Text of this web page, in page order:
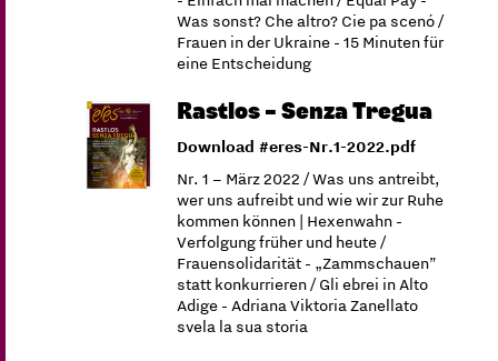
Was sonst? Che altro? Cie pa scenó /
Frauen in der Ukraine - 15 Minuten für
eine Entscheidung
Rastlos – Senza Tregua
Download #eres-Nr.1-2022.pdf
Nr. 1 – März 2022 / Was uns antreibt,
wer uns aufreibt und wie wir zur Ruhe
kommen können | Hexenwahn -
Verfolgung früher und heute /
Frauensolidarität - „Zammschauen”
statt konkurrieren / Gli ebrei in Alto
Adige - Adriana Viktoria Zanellato
svela la sua storia